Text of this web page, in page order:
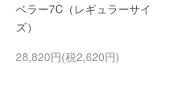
ベラー7C（レギュラーサイ
ズ）
28,820円(税2,620円)